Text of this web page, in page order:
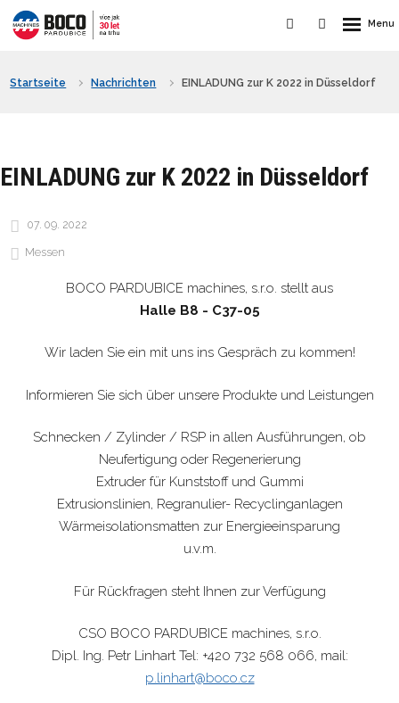
Startseite Nachrichten EINLADUNG zur K 2022 in Düsseldorf
EINLADUNG zur K 2022 in Düsseldorf
07. 09. 2022
Messen
BOCO PARDUBICE machines, s.r.o. stellt aus
Halle B8 - C37-05
Wir laden Sie ein mit uns ins Gespräch zu kommen!
Informieren Sie sich über unsere Produkte und Leistungen
Schnecken / Zylinder / RSP in allen Ausführungen, ob
Neufertigung oder Regenerierung
Extruder für Kunststoff und Gummi
Extrusionslinien, Regranulier- Recyclinganlagen
Wärmeisolationsmatten zur Energieeinsparung
u.v.m.
Für Rückfragen steht Ihnen zur Verfügung
CSO BOCO PARDUBICE machines, s.r.o.
Dipl. Ing. Petr Linhart Tel: +420 732 568 066, mail:
p.linhart@boco.cz